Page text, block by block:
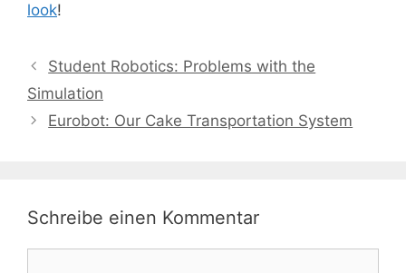
look!
Student Robotics: Problems with the
Simulation
Eurobot: Our Cake Transportation System
Schreibe einen Kommentar